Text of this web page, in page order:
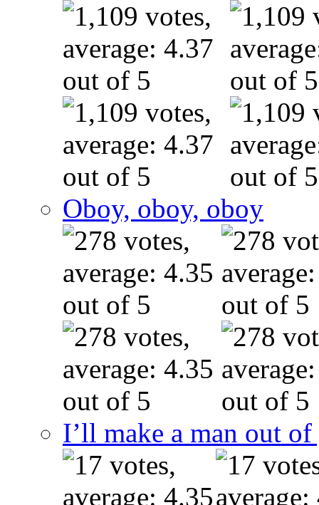
Oboy, oboy, oboy
I’ll make a man out